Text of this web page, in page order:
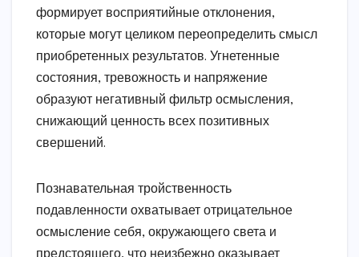
формирует восприятийные отклонения,
которые могут целиком переопределить смысл
приобретенных результатов. Угнетенные
состояния, тревожность и напряжение
образуют негативный фильтр осмысления,
снижающий ценность всех позитивных
свершений.
Познавательная тройственность
подавленности охватывает отрицательное
осмысление себя, окружающего света и